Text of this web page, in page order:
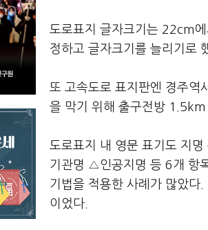
도로표지 글자크기는 22cm
정하고 글자크기를 늘리기로
또 고속도로 표지판엔 경주역
을 막기 위해 출구전방 1.5km
도로표지 내 영문 표기도 지
기관명 △인공지명 등 6개 항
기법을 적용한 사례가 많았
이었다.